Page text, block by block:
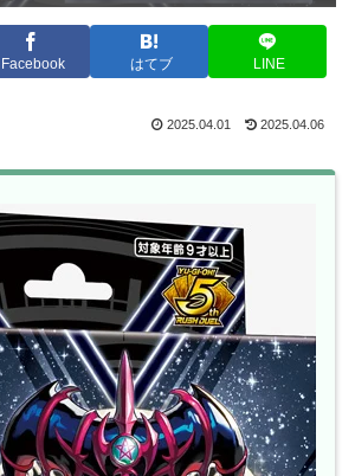
Facebook はてブ LINE
2025.04.01 2025.04.06